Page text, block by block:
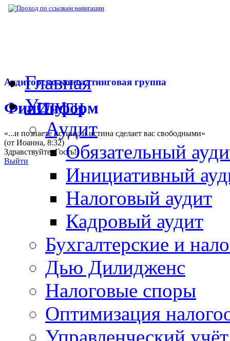
Аудиторско-консалтинговая группа
ФинИнформ
«...и познаете истину, и истина сделает вас свободными»
(от Иоанна, 8:32)
Здравствуйте,Гость!
Выйти
Главная
Услуги
Аудит
Обязательный
Инициативный
Налоговый аудит
Кадровый аудит
Бухгалтерские и
Дью Дилидженс
Налоговые споры
Оптимизация